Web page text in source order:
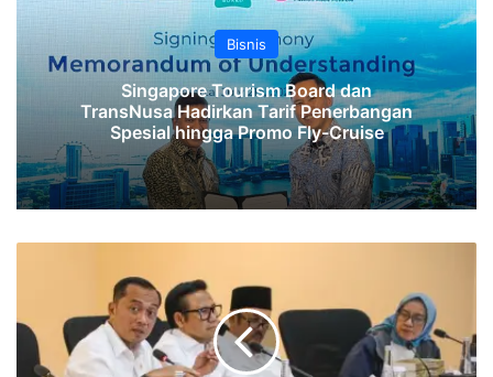
Bisnis
Singapore Tourism Board dan
TransNusa Hadirkan Tarif Penerbangan
Spesial hingga Promo Fly-Cruise
Meluncur
Kuartal